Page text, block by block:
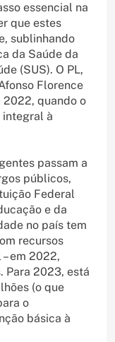
essencial na
que estes
sublinhando
da Saúde da
(SUS). O PL,
Florence
2022, quando o
integral à
passam a
públicos,
Federal
e da
no país tem
recursos
em 2022,
Para 2023, está
(o que
o
básica à